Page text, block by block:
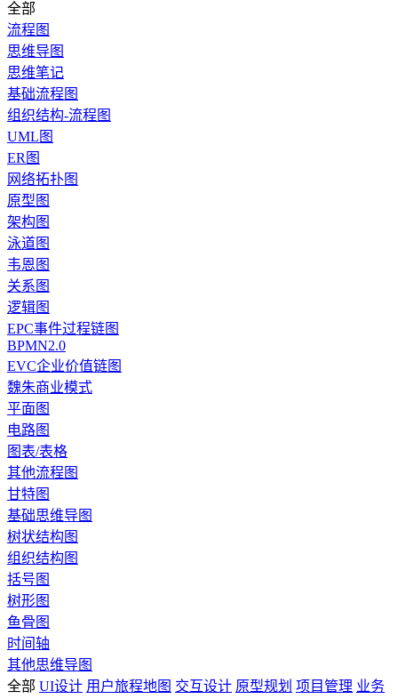
全部
流程图
思维导图
思维笔记
基础流程图
组织结构-流程图
UML图
ER图
网络拓扑图
原型图
架构图
泳道图
韦恩图
关系图
逻辑图
EPC事件过程链图
BPMN2.0
EVC企业价值链图
魏朱商业模式
平面图
电路图
图表/表格
其他流程图
甘特图
基础思维导图
树状结构图
组织结构图
括号图
树形图
鱼骨图
时间轴
其他思维导图
全部 UI设计 用户旅程地图 交互设计 原型规划 项目管理 业务